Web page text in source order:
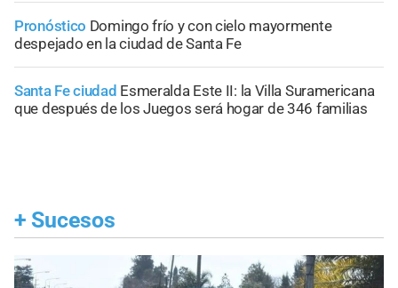
Pronóstico Domingo frío y con cielo mayormente
despejado en la ciudad de Santa Fe
Santa Fe ciudad Esmeralda Este II: la Villa Suramericana
que después de los Juegos será hogar de 346 familias
+ Sucesos